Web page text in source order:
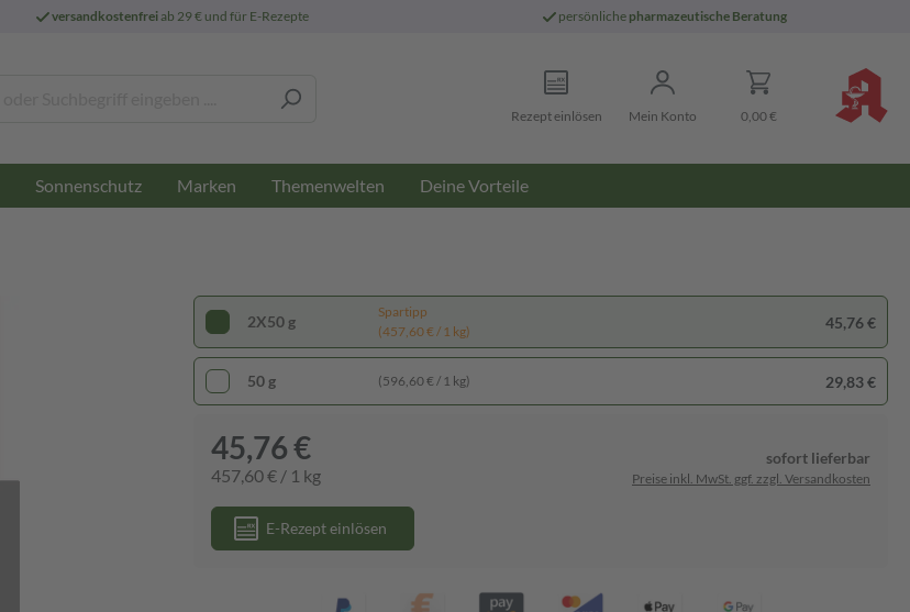
versandkostenfreiab 29 € und für E-Rezepte persönliche pharmazeutische Beratung
Rezept einlösen Mein Konto 0,00 €
Sonnenschutz Marken Themenwelten Deine Vorteile
2X50 g
Spartipp
(457,60 € / 1 kg)
45,76 €
50 g (596,60 € / 1 kg) 29,83 €
45,76 €
457,60 € / 1 kg
sofort lieferbar
Preise inkl. MwSt. ggf. zzgl. Versandkosten
E-Rezept einlösen